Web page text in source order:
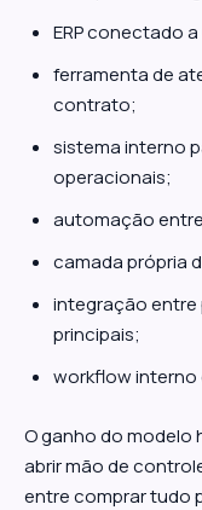
ERP conectado
ferramenta de
contrato;
sistema interno
operacionais;
automação entre
camada própria
integração entre
principais;
workflow
O ganho do modelo
abrir mão de
entre comprar tudo